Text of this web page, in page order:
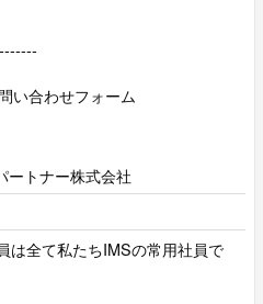
い合わせフォーム
ートナー株式会社
は全て私たちIMSの常用社員で